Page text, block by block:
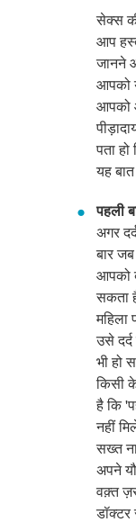
सेक्स
आप
जानने
आपको
आपको
पता
यह
पहली
अगर
बार
आपको
सकता
महिला
उसे
भी हो
किसी
है कि
नहीं
सख्त
अपने
वक़्त
डॉक्टर